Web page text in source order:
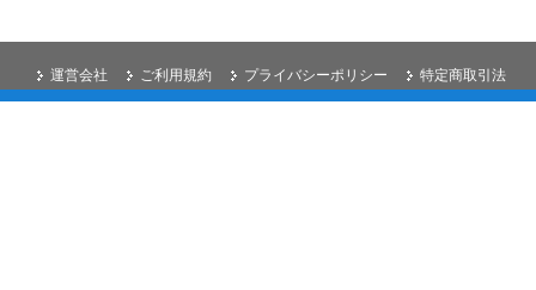
特定商取引法
プライバシーポリシー
ご利用規約
運営会社